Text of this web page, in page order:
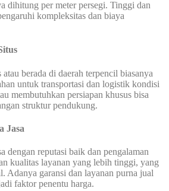
dihitung per meter persegi. Tinggi dan
kompleksitas dan biaya
berada di daerah terpencil biasanya
untuk transportasi dan logistik kondisi
membutuhkan persiapan khusus bisa
struktur pendukung.
Jasa
dengan reputasi baik dan pengalaman
kualitas layanan yang lebih tinggi, yang
Adanya garansi dan layanan purna jual
faktor penentu harga.